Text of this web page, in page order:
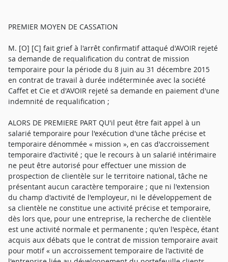
PREMIER MOYEN DE CASSATION
M. [O] [C] fait grief à l'arrêt confirmatif attaqué d'AVOIR rejeté
sa demande de requalification du contrat de mission
temporaire pour la période du 8 juin au 31 décembre 2015
en contrat de travail à durée indéterminée avec la société
Caffet et Cie et d'AVOIR rejeté sa demande en paiement d'une
indemnité de requalification ;
ALORS DE PREMIERE PART QU'il peut être fait appel à un
salarié temporaire pour l'exécution d'une tâche précise et
temporaire dénommée « mission », en cas d'accroissement
temporaire d'activité ; que le recours à un salarié intérimaire
ne peut être autorisé pour effectuer une mission de
prospection de clientèle sur le territoire national, tâche ne
présentant aucun caractère temporaire ; que ni l'extension
du champ d'activité de l'employeur, ni le développement de
sa clientèle ne constitue une activité précise et temporaire,
dès lors que, pour une entreprise, la recherche de clientèle
est une activité normale et permanente ; qu'en l'espèce, étant
acquis aux débats que le contrat de mission temporaire avait
pour motif « un accroissement temporaire de l'activité de